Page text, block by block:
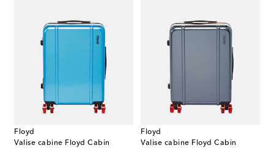
Floyd
Valise cabine Floyd Cabin
Floyd
Valise cabine Floyd Cabin